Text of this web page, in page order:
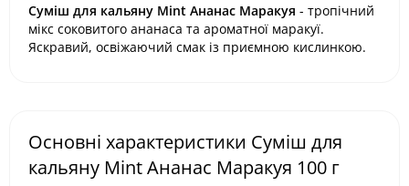
Суміш для кальяну Mint Ананас Маракуя - тропічний
мікс соковитого ананаса та ароматної маракуї.
Яскравий, освіжаючий смак із приємною кислинкою.
Основні характеристики Суміш для
кальяну Mint Ананас Маракуя 100 г